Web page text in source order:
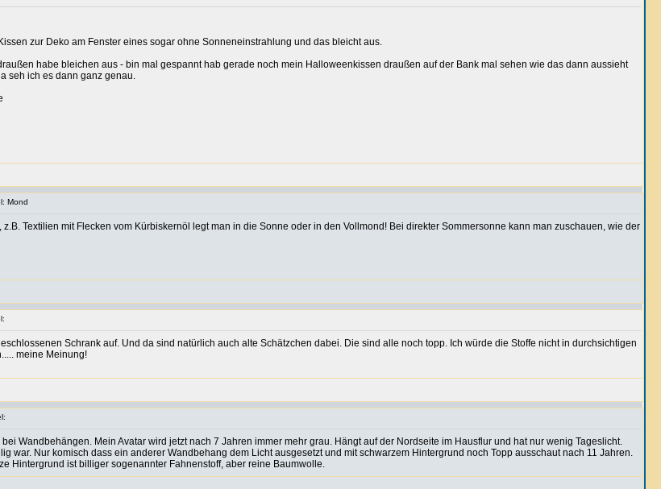
zur Deko am Fenster eines sogar ohne Sonneneinstrahlung und das bleicht aus.
habe bleichen aus - bin mal gespannt hab gerade noch mein Halloweenkissen draußen auf der Bank mal sehen wie das dann aussieht
seh ich es dann ganz genau.
Mond
z.B. Textilien mit Flecken vom Kürbiskernöl legt man in die Sonne oder in den Vollmond! Bei direkter Sommersonne kann man zuschauen, wie der
Schrank auf. Und da sind natürlich auch alte Schätzchen dabei. Die sind alle noch topp. Ich würde die Stoffe nicht in durchsichtigen
meine Meinung!
Wandbehängen. Mein Avatar wird jetzt nach 7 Jahren immer mehr grau. Hängt auf der Nordseite im Hausflur und hat nur wenig Tageslicht.
war. Nur komisch dass ein anderer Wandbehang dem Licht ausgesetzt und mit schwarzem Hintergrund noch Topp ausschaut nach 11 Jahren.
Hintergrund ist billiger sogenannter Fahnenstoff, aber reine Baumwolle.